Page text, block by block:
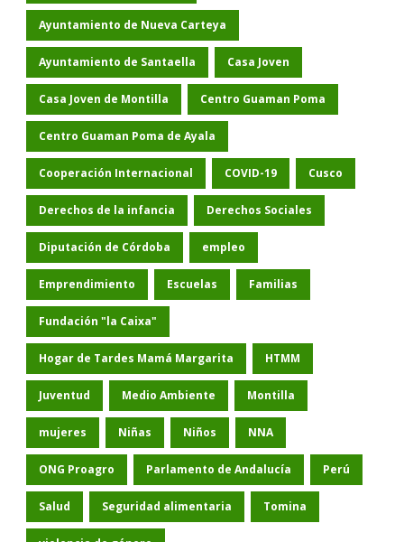
Ayuntamiento de Nueva Carteya
Ayuntamiento de Santaella Casa Joven
Casa Joven de Montilla Centro Guaman Poma
Centro Guaman Poma de Ayala
Cooperación Internacional COVID-19 Cusco
Derechos de la infancia Derechos Sociales
Diputación de Córdoba empleo
Emprendimiento Escuelas Familias
Fundación "la Caixa"
Hogar de Tardes Mamá Margarita HTMM
Juventud Medio Ambiente Montilla
mujeres Niñas Niños NNA
ONG Proagro Parlamento de Andalucía Perú
Salud Seguridad alimentaria Tomina